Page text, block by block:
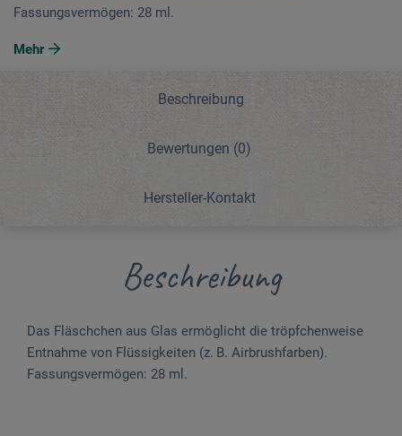
Fassungsvermögen: 28 ml.
Mehr
Beschreibung
Bewertungen (0)
Hersteller-Kontakt
Beschreibung
Das Fläschchen aus Glas ermöglicht die tröpfchenweise
Entnahme von Flüssigkeiten (z. B. Airbrushfarben).
Fassungsvermögen: 28 ml.